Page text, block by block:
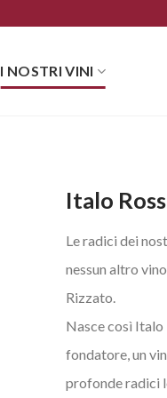
I NOSTRI VINI
Italo
Le radici dei
nessun altro
Rizzato.
Nasce così Italo
fondatore, un
profonde radici